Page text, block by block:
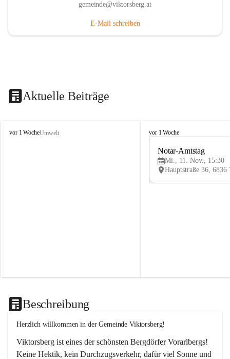
gemeinde@viktorsberg.at
E-Mail schreiben
Aktuelle Beiträge
V
vor 1 WocheUmwelt
V
vor 1 Woche
Notar-Amtstag
Mi., 11. Nov., 15:30
Beschreibung
Herzlich willkommen in der Gemeinde Viktorsberg!
Viktorsberg ist eines der schönsten Bergdörfer Vorarlbergs!
Keine Hektik, kein Durchzugsverkehr, dafür viel Sonne und